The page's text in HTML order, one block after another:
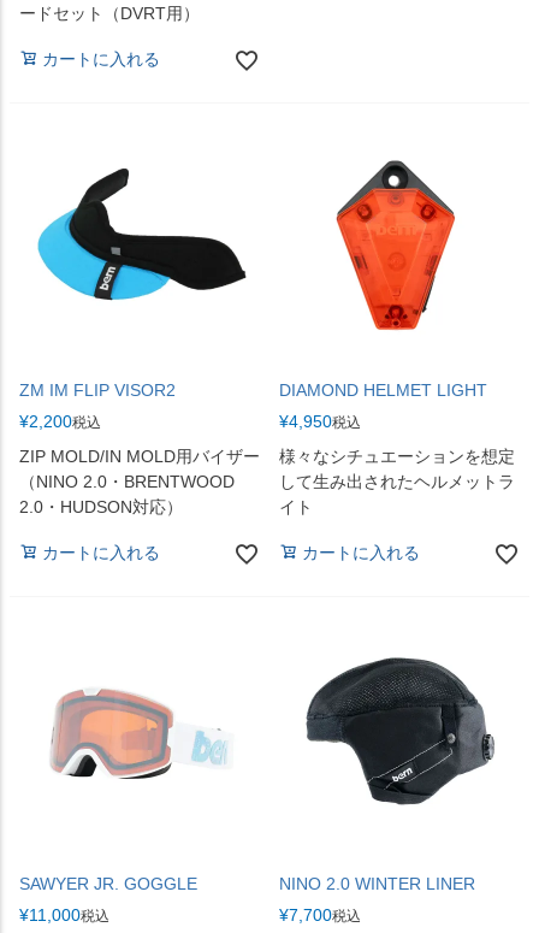
ードセット（DVRT用）
カートに入れる
ZM IM FLIP VISOR2
¥2,200税込
ZIP MOLD/IN MOLD用バイザー
（NINO 2.0・BRENTWOOD
2.0・HUDSON対応）
カートに入れる
DIAMOND HELMET LIGHT
¥4,950税込
様々なシチュエーションを想定
して生み出されたヘルメットラ
イト
カートに入れる
SAWYER JR. GOGGLE
¥11,000税込
NINO 2.0 WINTER LINER
¥7,700税込